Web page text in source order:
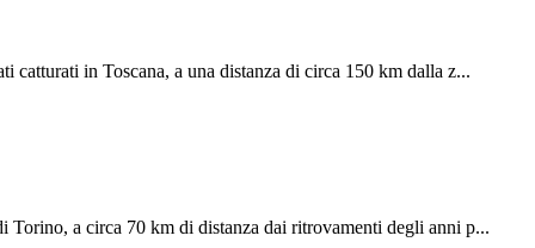
catturati in Toscana, a una distanza di circa 150 km dalla z...
Torino, a circa 70 km di distanza dai ritrovamenti degli anni p...